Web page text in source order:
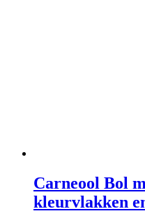
Carneool Bol
kleurvlakken